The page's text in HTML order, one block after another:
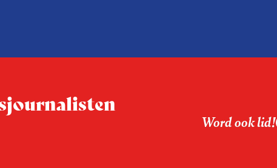
moet de journalistiek omgaan met een
steeds onverschilligere macht?
Word ook lid!